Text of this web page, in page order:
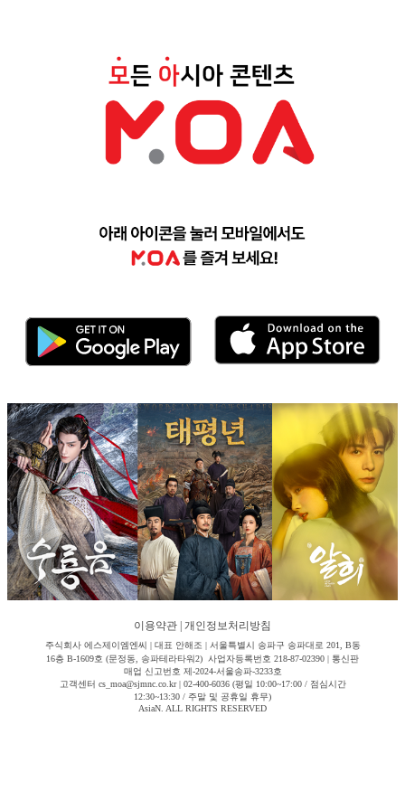
이용약관 개인정보처리방침
주식회사 에스제이엠엔씨 | 대표 안해조 | 서울특별시 송파구 송파대로 201, B동
16층 B-1609호 (문정동, 송파테라타워2) 사업자등록번호 218-87-02390 | 통신판
매업 신고번호 제-2024-서울송파-3233호
고객센터 cs_moa@sjmnc.co.kr | 02-400-6036 (평일 10:00~17:00 / 점심시간
12:30~13:30 / 주말 및 공휴일 휴무)
AsiaN. ALL RIGHTS RESERVED